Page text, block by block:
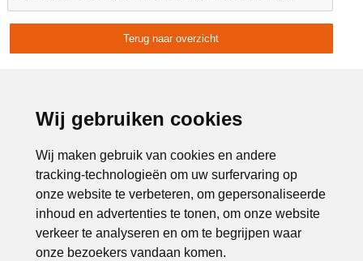
Wij gebruiken cookies
Wij maken gebruik van cookies en andere
tracking-technologieën om uw surfervaring op
onze website te verbeteren, om gepersonaliseerde
inhoud en advertenties te tonen, om onze website
verkeer te analyseren en om te begrijpen waar
onze bezoekers vandaan komen.
Terug naar overzicht
Advertentie: